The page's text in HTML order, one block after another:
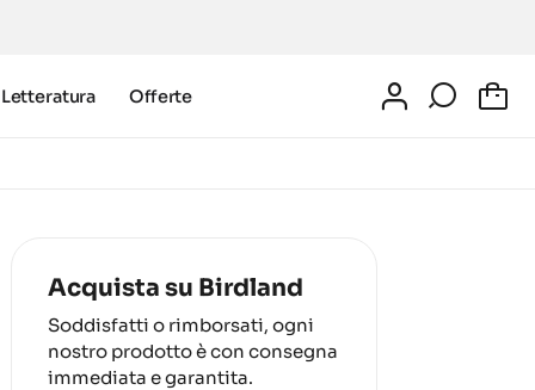
Letteratura Offerte
Acquista su Birdland
Soddisfatti o rimborsati, ogni
nostro prodotto è con consegna
immediata e garantita.